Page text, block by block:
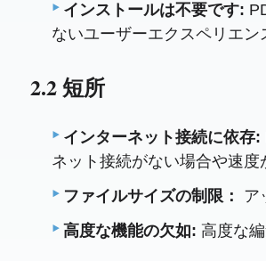
インストールは不要です:
ないユーザーエクスペリエン
2.2 短所
インターネット接続に依存:
ネット接続がない場合や速度
ファイルサイズの制限：
ア
高度な機能の欠如: 高度な